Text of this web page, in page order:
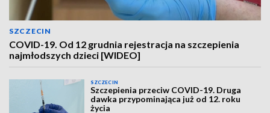
SZCZECIN
COVID-19. Od 12 grudnia rejestracja na szczepienia
najmłodszych dzieci [WIDEO]
SZCZECIN
Szczepienia przeciw COVID-19. Druga
dawka przypominająca już od 12. roku
życia